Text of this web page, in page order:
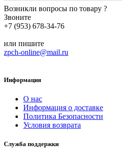
Возникли вопросы по товару ?
Звоните
+7 (953) 678-34-76
или пишите
zpch-online@mail.ru
Информация
О нас
Информация о доставке
Политика Безопасности
Условия возврата
Служба поддержки